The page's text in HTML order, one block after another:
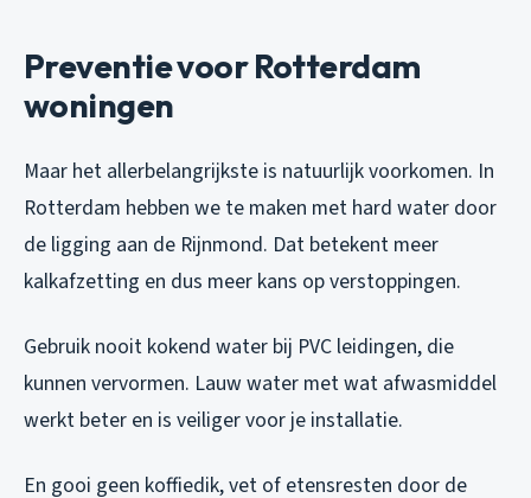
Preventie voor Rotterdam
woningen
Maar het allerbelangrijkste is natuurlijk voorkomen. In
Rotterdam hebben we te maken met hard water door
de ligging aan de Rijnmond. Dat betekent meer
kalkafzetting en dus meer kans op verstoppingen.
Gebruik nooit kokend water bij PVC leidingen, die
kunnen vervormen. Lauw water met wat afwasmiddel
werkt beter en is veiliger voor je installatie.
En gooi geen koffiedik, vet of etensresten door de